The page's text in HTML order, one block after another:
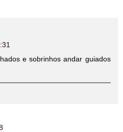
e sobrinhos andar guiados